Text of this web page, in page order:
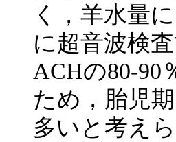
く，羊水量
に超音波検
ACHの80-90
ため，胎児
多いと考え